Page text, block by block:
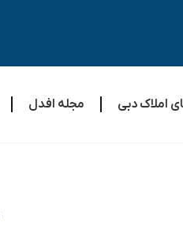
املاک دبی مجله افدل